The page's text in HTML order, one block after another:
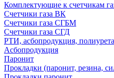
Комплектующие к счетчикам
Счетчики газа ВК
Счетчики газа СГБМ
Счетчики газа СГД
РТИ, асбопродукция,
Асбопродукция
Паронит
Прокладки (паронит, резина,